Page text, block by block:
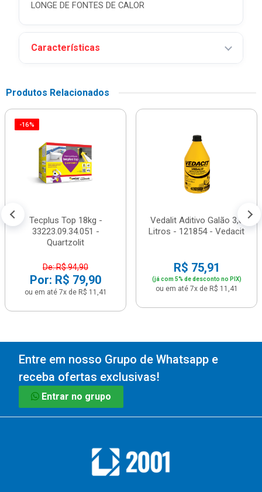
LONGE DE FONTES DE CALOR
Características
Produtos Relacionados
-16%
Tecplus Top 18kg -
33223.09.34.051 -
Quartzolit
De: R$ 94,90
Por: R$ 79,90
ou em até 7x de R$ 11,41
Vedalit Aditivo Galão 3,6
Litros - 121854 - Vedacit
R$ 75,91
(já com 5% de desconto no PIX)
ou em até 7x de R$ 11,41
Entre em nosso Grupo de Whatsapp e
receba ofertas exclusivas!
Entrar no grupo